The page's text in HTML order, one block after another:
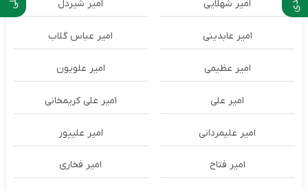
امیر شهلایی امیر شیردل
امیر عابدینی امیر عباس گلاب
امیر عظیمی امیر علویون
امیر علی امیر علی کریمخانی
امیر علیمردانی امیر علیپور
امیر فتاح امیر فخاری